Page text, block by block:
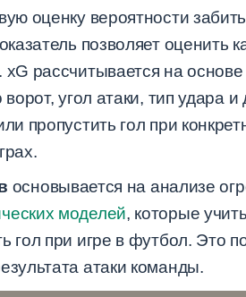
оценку вероятности
позволяет оценить
рассчитывается на основе
угол атаки, тип удара и
пропустить гол при
основывается на анализе
моделей, которые
гол при игре в футбол. Это
атаки команды.